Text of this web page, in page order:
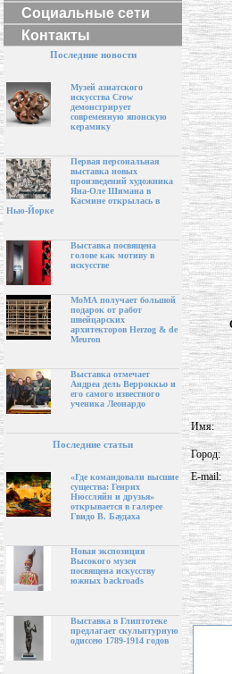
Социальные сети
Контакты
Последние новости
Музей азиатского
искусства Crow
демонстрирует
современную японскую
керамику
Первая персональная
выставка новых
произведений художника
Яна-Оле Шимана в
Касмине открылась в
Нью-Йорке
Выставка посвящена
голове как мотиву в
искусстве
МоМА получает большой
подарок от работ
швейцарских
архитекторов Herzog & de
Meuron
Выставка отмечает
Андреа дель Верроккьо и
его самого известного
ученика Леонардо
Последние статьи
«Где командовали высшие
существа: Генрих
Нюссляйн и друзья»
открывается в галерее
Гвидо В. Баудаха
Новая экспозиция
Высокого музея
посвящена искусству
южных backroads
Выставка в Глиптотеке
предлагает скульптурную
одиссею 1789-1914 годов
Имя:
Город:
E-mail: